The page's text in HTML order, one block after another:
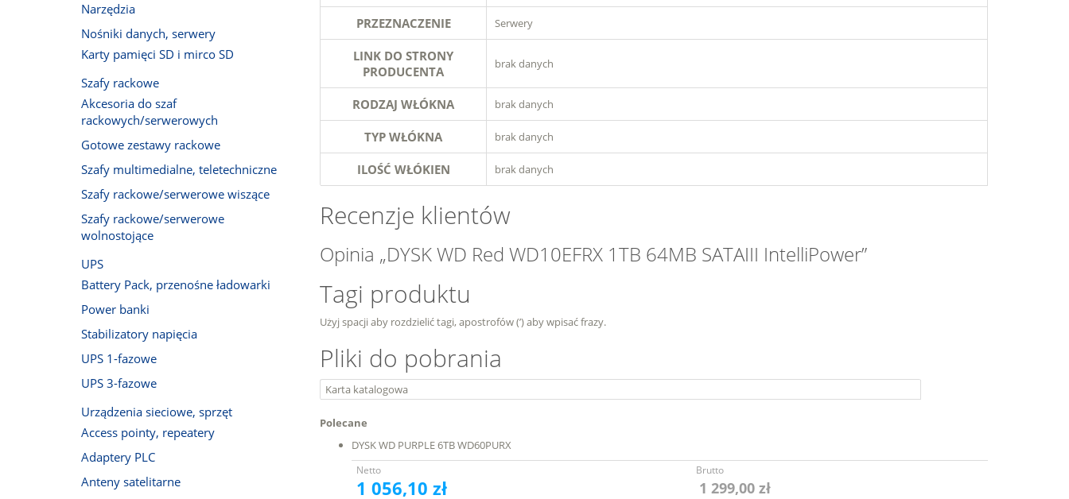
PRZEZNACZENIE Serwery
LINK DO STRONY
PRODUCENTA
brak danych
RODZAJ WŁÓKNA brak danych
TYP WŁÓKNA brak danych
ILOŚĆ WŁÓKIEN brak danych
Recenzje klientów
Opinia „DYSK WD Red WD10EFRX 1TB 64MB SATAIII IntelliPower”
Tagi produktu
Użyj spacji aby rozdzielić tagi, apostrofów (’) aby wpisać frazy.
Pliki do pobrania
Karta katalogowa
Polecane
DYSK WD PURPLE 6TB WD60PURX
Netto Brutto
1 056,10 zł 1 299,00 zł
Narzędzia
Nośniki danych, serwery
Karty pamięci SD i mirco SD
Szafy rackowe
Akcesoria do szaf
rackowych/serwerowych
Gotowe zestawy rackowe
Szafy multimedialne, teletechniczne
Szafy rackowe/serwerowe wiszące
Szafy rackowe/serwerowe
wolnostojące
UPS
Battery Pack, przenośne ładowarki
Power banki
Stabilizatory napięcia
UPS 1-fazowe
UPS 3-fazowe
Urządzenia sieciowe, sprzęt
Access pointy, repeatery
Adaptery PLC
Anteny satelitarne